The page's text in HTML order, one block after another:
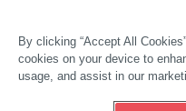
By clicking “Accept All
cookies on your device to
usage, and assist in our